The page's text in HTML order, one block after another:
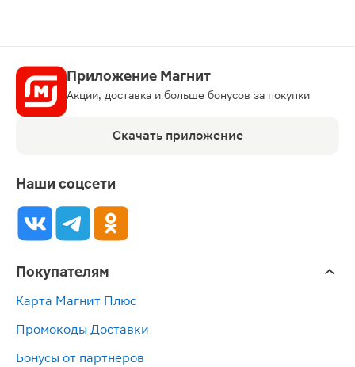
Приложение Магнит
Акции, доставка и больше бонусов за покупки
Скачать приложение
Наши соцсети
Покупателям
Карта Магнит Плюс
Промокоды Доставки
Бонусы от партнёров